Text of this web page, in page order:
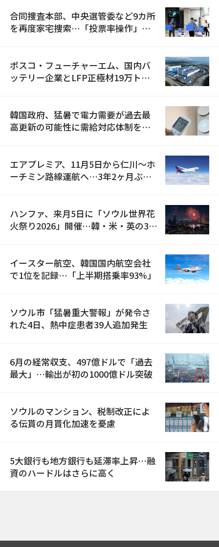
合同捜査本部、中央選管委など9カ所
を再度家宅捜索…「投票率操作」の
ポスコ・フューチャーエム、国内バ
ッテリー企業とLFP正極材19万トン
韓国政府、猛暑で電力需要が過去最
高更新の可能性に需給対応体制を点
エアプレミア、11月5日から仁川〜ホ
ーチミン路線運航へ…3年2ヶ月ぶり
ハンファ、来月5日に「ソウル世界花
火祭り2026」開催…韓・米・英の3カ
イースター航空、韓国国内航空会社
で1位を記録…「上半期搭乗率93%」
ソウル市「猛暑重大警報」が発令さ
れた4日、熱中症患者39人追加発生
6月の経常収支、497億ドルで「過去
最大」…輸出が初の1000億ドル突破
ソウルのマンション、税制改正によ
る伝貰の月貰化加速を憂慮
5大銀行も地方銀行も延滞率上昇…融
資のハードルはさらに高く